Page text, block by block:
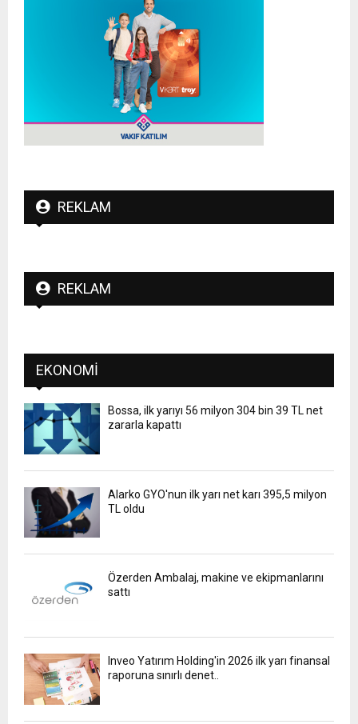
REKLAM
REKLAM
EKONOMI
Bossa, ilk yarıyı 56 milyon 304 bin 39 TL net
zararla kapattı
Alarko GYO'nun ilk yarı net karı 395,5 milyon
TL oldu
Özerden Ambalaj, makine ve ekipmanlarını
sattı
Inveo Yatırım Holding'in 2026 ilk yarı finansal
raporuna sınırlı denet..